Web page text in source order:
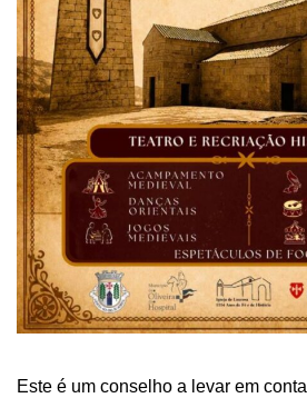
Este é um conselho a levar em conta